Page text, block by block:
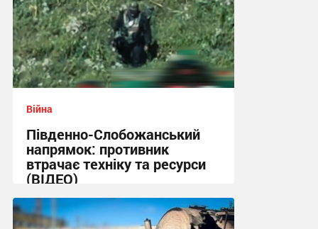
Війна
Південно-Слобожанський
напрямок: противник
втрачає техніку та ресурси
(ВІДЕО)
11:53 сьогодні